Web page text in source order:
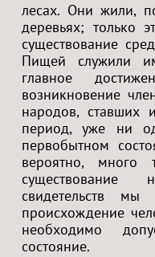
лесах. Они жили,
деревьях; только
существование
Пищей служили
главное
возникновение
народов, ставших
период, уже ни
первобытном
вероятно, много
свидетельств
происхождение
необходимо
состояние.